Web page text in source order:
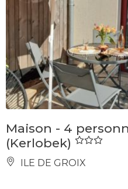
Maison - 4
(Kerlobek)
ILE DE GROIX